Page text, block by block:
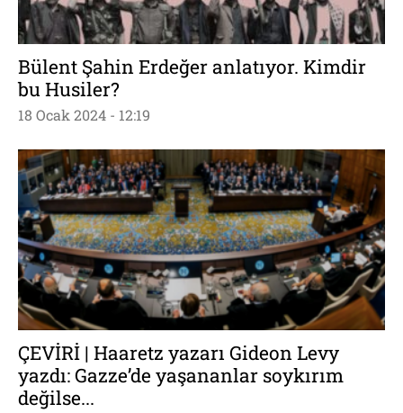
Bülent Şahin Erdeğer anlatıyor. Kimdir
bu Husiler?
18 Ocak 2024 - 12:19
ÇEVİRİ | Haaretz yazarı Gideon Levy
yazdı: Gazze’de yaşananlar soykırım
değilse...